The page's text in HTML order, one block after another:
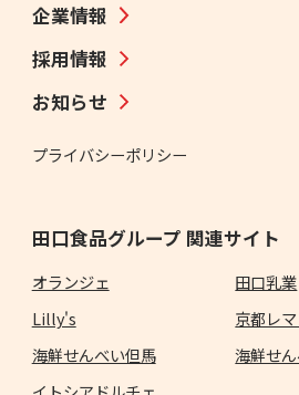
企業情報
採用情報
お知らせ
プライバシーポリシー
田口食品グループ 関連サイト
オランジェ
Lilly's
海鮮せんべい但馬
田口乳業
京都レ
海鮮せ